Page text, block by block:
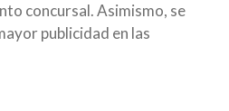
concursal. Asimismo, se
publicidad en las